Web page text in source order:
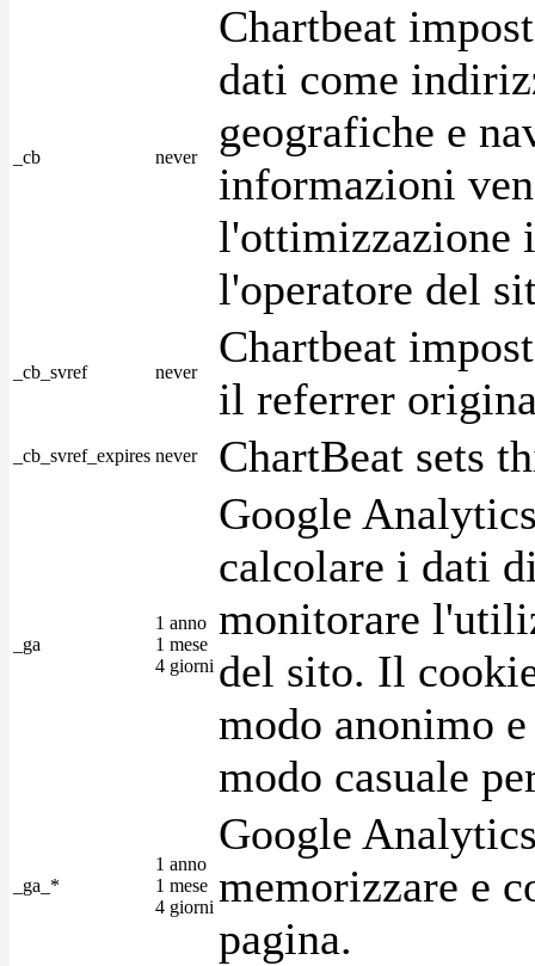
_cb never
Chartbeat
dati come
geografiche e
informazioni
l'ottimizzazione
l'operatore del
_cb_svref never
Chartbeat
il referrer
_cb_svref_expires never ChartBeat sets
_ga
1 anno
1 mese
4 giorni
Google
calcolare i dati
monitorare
del sito. Il
modo anonimo
modo casuale
_ga_*
1 anno
1 mese
4 giorni
Google
memorizzare e
pagina.